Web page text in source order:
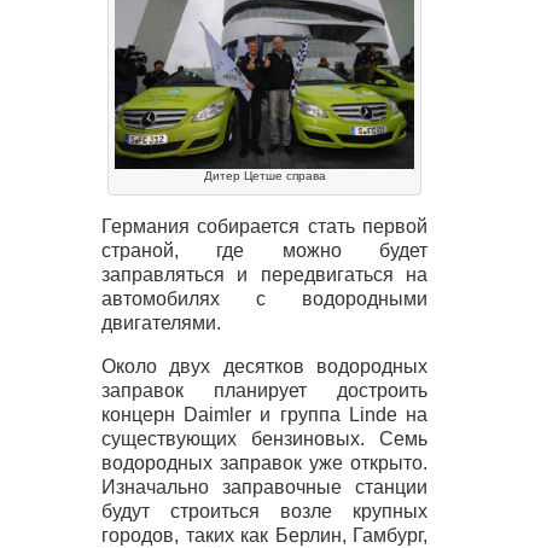
Дитер Цетше справа
Германия собирается стать первой
страной, где можно будет
заправляться и передвигаться на
автомобилях с водородными
двигателями.
Около двух десятков водородных
заправок планирует достроить
концерн Daimler и группа Linde на
существующих бензиновых. Семь
водородных заправок уже открыто.
Изначально заправочные станции
будут строиться возле крупных
городов, таких как Берлин, Гамбург,